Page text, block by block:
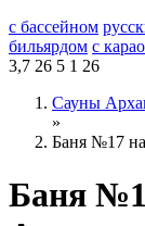
с бассейном
бильярдом с
3,7 26 5 1 26
Сауны
»
Баня №17
Баня